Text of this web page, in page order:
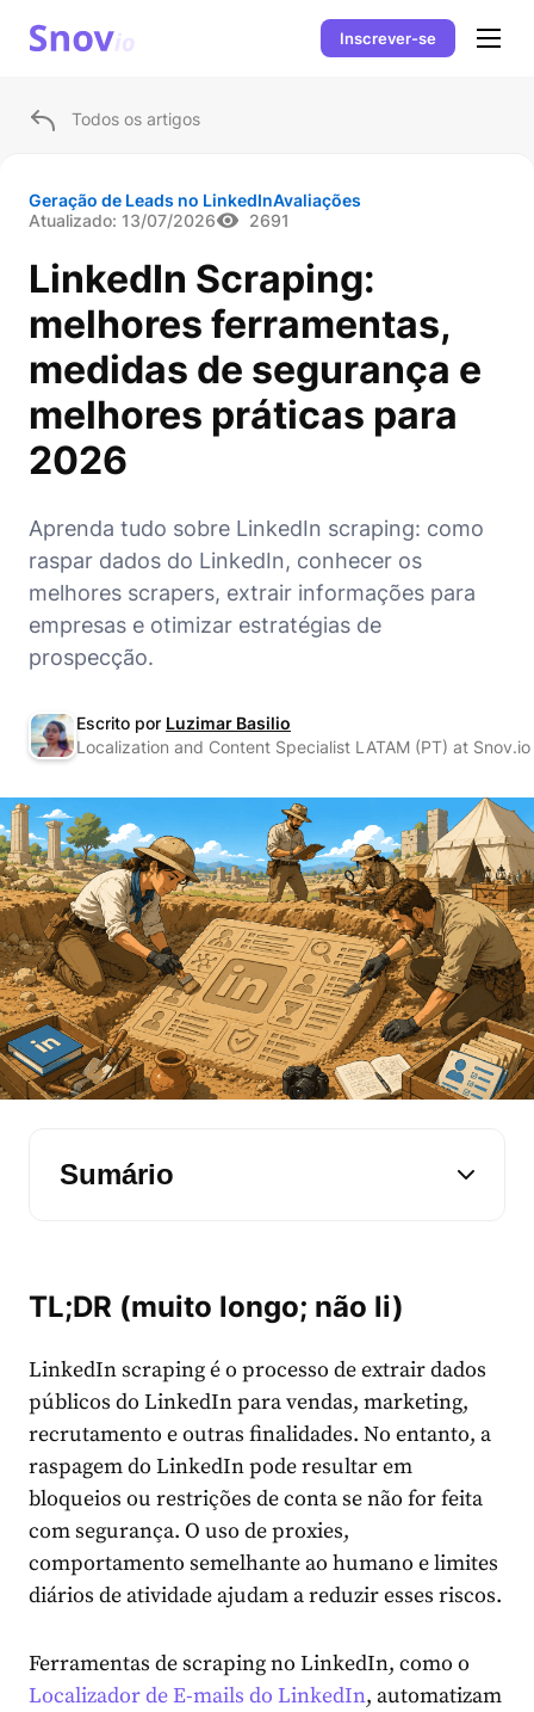
Inscrever-se
Todos os artigos
Geração de Leads no LinkedInAvaliações
Atualizado: 13/07/2026 2691
LinkedIn Scraping:
melhores ferramentas,
medidas de segurança e
melhores práticas para
2026
Aprenda tudo sobre LinkedIn scraping: como
raspar dados do LinkedIn, conhecer os
melhores scrapers, extrair informações para
empresas e otimizar estratégias de
prospecção.
Escrito por Luzimar Basilio
Localization and Content Specialist LATAM (PT) at Snov.io
Sumário
TL;DR (muito longo; não li)
LinkedIn scraping é o processo de extrair dados
públicos do LinkedIn para vendas, marketing,
recrutamento e outras finalidades. No entanto, a
raspagem do LinkedIn pode resultar em
bloqueios ou restrições de conta se não for feita
com segurança. O uso de proxies,
comportamento semelhante ao humano e limites
diários de atividade ajudam a reduzir esses riscos.
Ferramentas de scraping no LinkedIn, como o
Localizador de E-mails do LinkedIn, automatizam